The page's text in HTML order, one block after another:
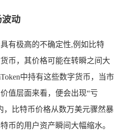
波动
有极高的不确定性,例如比特
币，其价格可能在转瞬之间大
中持有这些数字货币，当市
值层面来看，便会出现“亏
，比特币价格从数万美元骤然暴
币的用户资产瞬间大幅缩水。